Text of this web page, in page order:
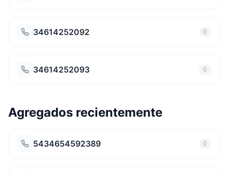
34614252092 0
34614252093 0
Agregados recientemente
5434654592389 0